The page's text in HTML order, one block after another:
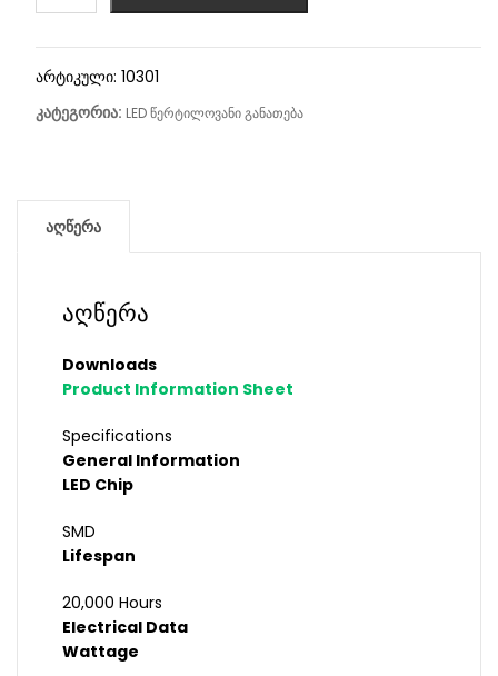
არტიკული: 10301
კატეგორია: LED წერტილოვანი განათება
აღწერა
აღწერა
Downloads
Product Information Sheet
Specifications
General Information
LED Chip
SMD
Lifespan
20,000 Hours
Electrical Data
Wattage